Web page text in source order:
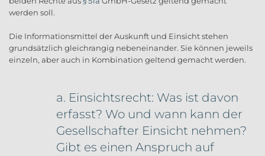
werden soll.
Die Informationsmittel der Auskunft und Einsicht stehen
grundsätzlich gleichrangig nebeneinander. Sie können jeweils
einzeln, aber auch in Kombination geltend gemacht werden.
a. Einsichtsrecht: Was ist davon
erfasst? Wo und wann kann der
Gesellschafter Einsicht nehmen?
Gibt es einen Anspruch auf